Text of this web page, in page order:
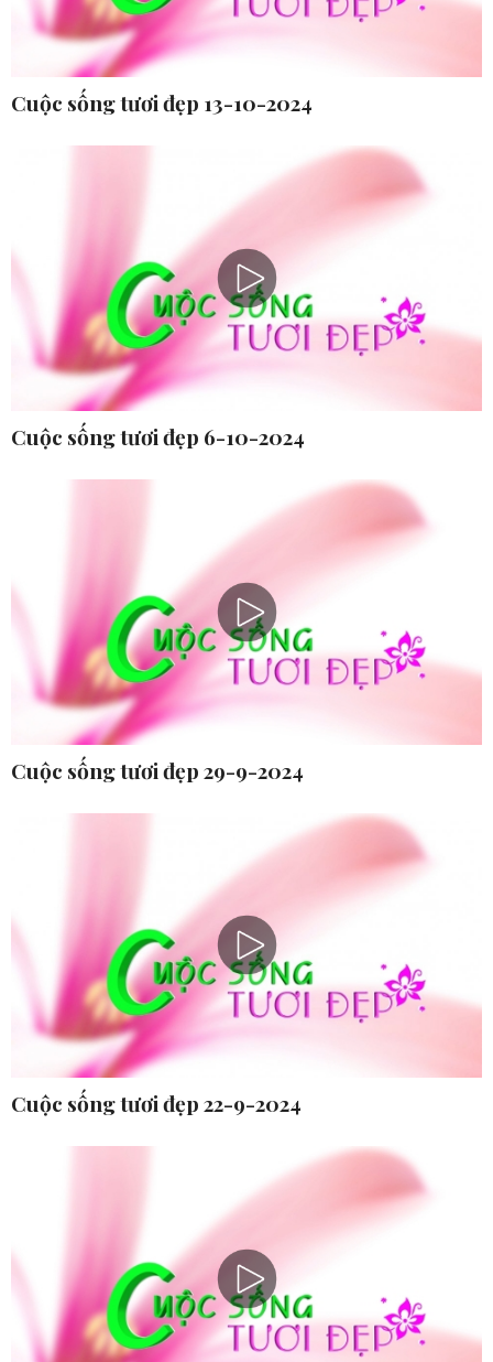
Cuộc sống tươi đẹp 13-10-2024
Cuộc sống tươi đẹp 6-10-2024
Cuộc sống tươi đẹp 29-9-2024
Cuộc sống tươi đẹp 22-9-2024